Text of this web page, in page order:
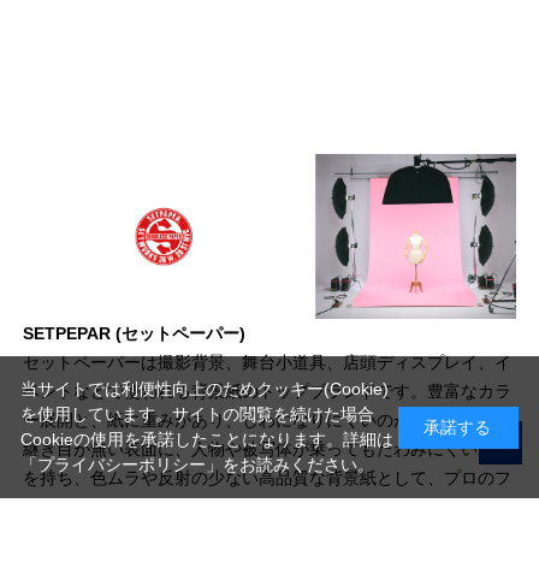
SETPEPAR (セットペーパー)
セットペーパーは撮影背景、舞台小道具、店頭ディスプレイ、イ
ベントなどで使われる背景紙のトップブランドです。豊富なカラ
ー展開と、紙に重みがあり、しわになりにくいのが特徴です。
継ぎ目が無い表面に、人物や被写体が乗ってもたわみにくい厚み
を持ち、色ムラや反射の少ない高品質な背景紙として、プロのフ
当サイトでは利便性向上のためクッキー(Cookie)
を使用しています。サイトの閲覧を続けた場合
Cookieの使用を承諾したことになります。詳細は
「プライバシーポリシー」 をお読みください。
承諾する